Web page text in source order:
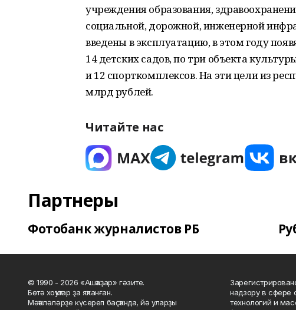
учреждения образования,
социальной, дорожной, инженерной
введены в эксплуатацию, в этом году
14 детских садов, по три объекта
и 12 спорткомплексов. На эти цели из
млрд рублей.
Читайте нас
Партнеры
Фотобанк журналистов РБ
© 1990 - 2026 «Ашҡаҙар» гәзите.
Бөтә хоҡуҡтар ҙа яҡланған.
Мәҡәләләрҙе күсереп баҫҡанда, йә уларҙы
надзору в сфере
технологий и